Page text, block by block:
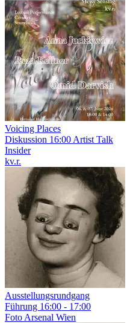
Voicing Places
Diskussion 16:00 Artist Talk
Insider
kv.r.
Ausstellungsrundgang
Führung 16:00 - 17:00
Foto Arsenal Wien